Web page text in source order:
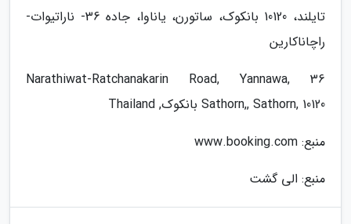
تایلند، 10120 بانکوک، ساتورن، یاناوا، جاده 36- ناراتیوات-
راچاناکارین
36 Narathiwat-Ratchanakarin Road, Yannawa,
Sathorn,, Sathorn, 10120 بانکوک, Thailand
منبع: www.booking.com
منبع: الی گشت